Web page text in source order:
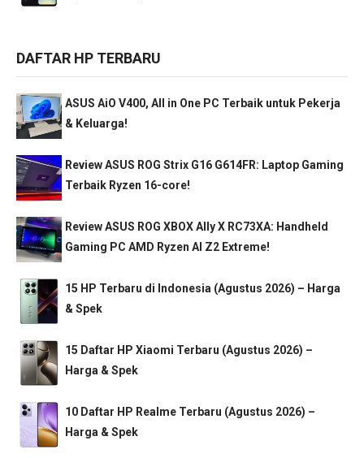
DAFTAR HP TERBARU
ASUS AiO V400, All in One PC Terbaik untuk Pekerja
& Keluarga!
Review ASUS ROG Strix G16 G614FR: Laptop Gaming
Terbaik Ryzen 16-core!
Review ASUS ROG XBOX Ally X RC73XA: Handheld
Gaming PC AMD Ryzen AI Z2 Extreme!
15 HP Terbaru di Indonesia (Agustus 2026) – Harga
& Spek
15 Daftar HP Xiaomi Terbaru (Agustus 2026) –
Harga & Spek
10 Daftar HP Realme Terbaru (Agustus 2026) –
Harga & Spek